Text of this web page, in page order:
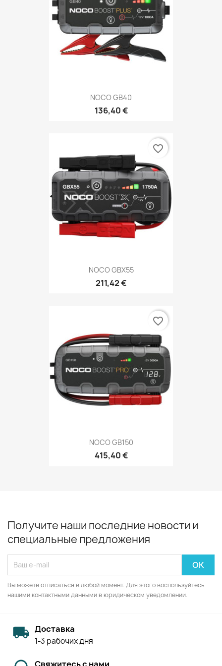
NOCO GB40
136,40 €
NOCO GBX55
211,42 €
favorite_border
NOCO GB150
415,40 €
favorite_border
Получите наши последние новости и
специальные предложения
Вы можете отписаться в любой момент. Для этого воспользуйтесь
нашими контактными данными в юридическом уведомлении.
Доставка
1-3 рабочих дня
Свяжитесь с нами